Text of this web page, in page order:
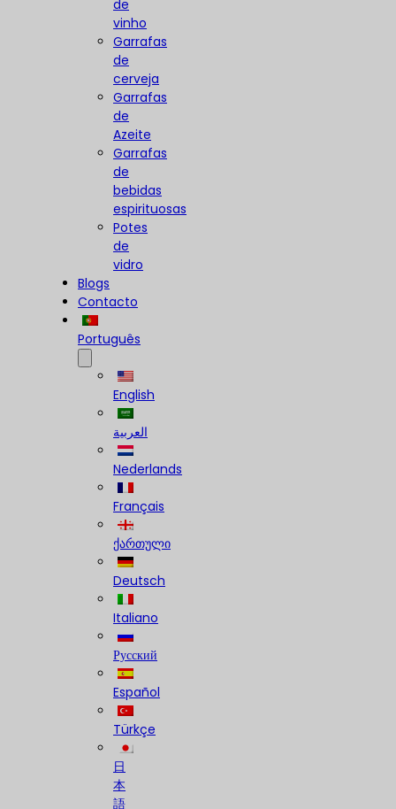
de
vinho
Garrafas
de
cerveja
Garrafas
de
Azeite
Garrafas
de
bebidas
espirituosas
Potes
de
vidro
Blogs
Contacto
Português
English
العربية
Nederlands
Français
ქართული
Deutsch
Italiano
Русский
Español
Türkçe
日
本
語